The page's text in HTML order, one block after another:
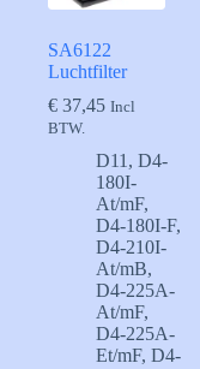
SA6122
Luchtfilter
€ 37,45 Incl
BTW.
D11 , D4-
180I-
At/mF,
D4-180I-F,
D4-210I-
At/mB,
D4-225A-
At/mF,
D4-225A-
Et/mF, D4-